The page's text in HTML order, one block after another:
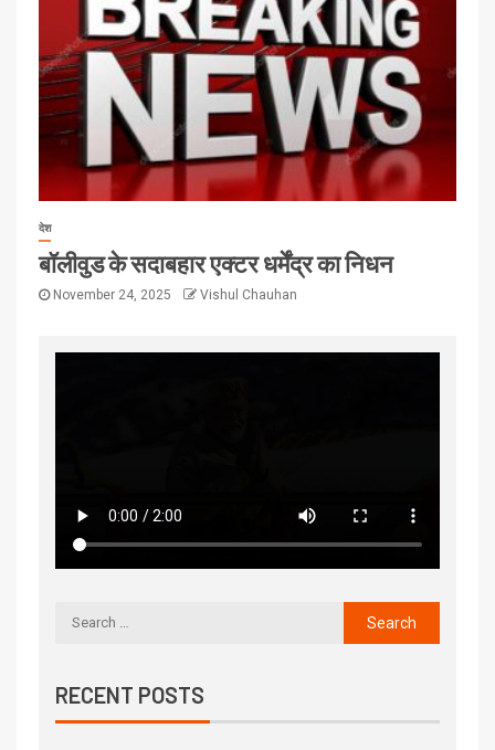
देश
बॉलीवुड के सदाबहार एक्टर धर्मेंद्र का निधन
November 24, 2025 Vishul Chauhan
RECENT POSTS